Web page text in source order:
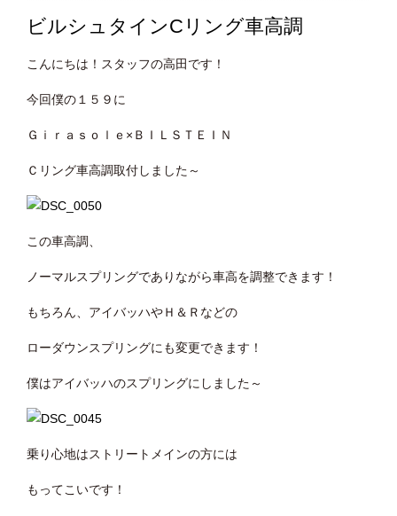
ビルシュタインCリング車高調
こんにちは！スタッフの高田です！
今回僕の１５９に
Ｇｉｒａｓｏｌｅ×ＢＩＬＳＴＥＩＮ
Ｃリング車高調取付しました～
この車高調、
ノーマルスプリングでありながら車高を調整できます！
もちろん、アイバッハやＨ＆Ｒなどの
ローダウンスプリングにも変更できます！
僕はアイバッハのスプリングにしました～
乗り心地はストリートメインの方には
もってこいです！